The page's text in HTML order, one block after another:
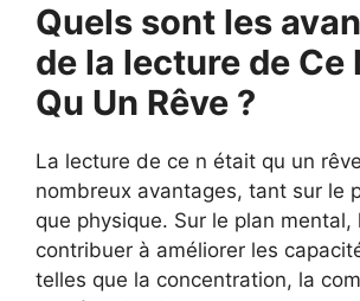
Quels sont les
de la lecture de Ce
Qu Un Rêve ?
La lecture de ce n était qu un
nombreux avantages, tant sur le
que physique. Sur le plan
contribuer à améliorer les
telles que la concentration, la